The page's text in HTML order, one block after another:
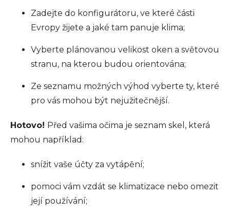
Zadejte do konfigurátoru, ve které části
Evropy žijete a jaké tam panuje klima;
Vyberte plánovanou velikost oken a světovou
stranu, na kterou budou orientována;
Ze seznamu možných výhod vyberte ty, které
pro vás mohou být nejužitečnější.
Hotovo! Před vašima očima je seznam skel, která
mohou například:
snížit vaše účty za vytápění;
pomoci vám vzdát se klimatizace nebo omezit
její používání;